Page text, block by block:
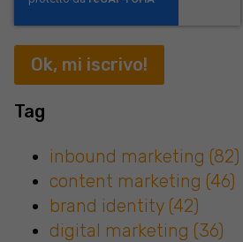
Tag
inbound marketing (82)
content marketing (46)
brand identity (42)
digital marketing (36)